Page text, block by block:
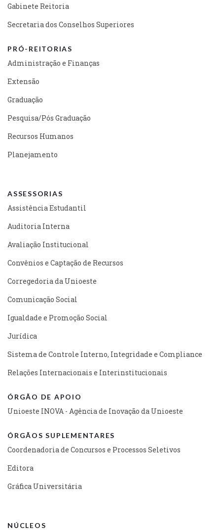
Gabinete Reitoria
Secretaria dos Conselhos Superiores
PRÓ-REITORIAS
Administração e Finanças
Extensão
Graduação
Pesquisa/Pós Graduação
Recursos Humanos
Planejamento
ASSESSORIAS
Assistência Estudantil
Auditoria Interna
Avaliação Institucional
Convênios e Captação de Recursos
Corregedoria da Unioeste
Comunicação Social
Igualdade e Promoção Social
Jurídica
Sistema de Controle Interno, Integridade e Compliance
Relações Internacionais e Interinstitucionais
ÓRGÃO DE APOIO
Unioeste INOVA - Agência de Inovação da Unioeste
ÓRGÃOS SUPLEMENTARES
Coordenadoria de Concursos e Processos Seletivos
Editora
Gráfica Universitária
NÚCLEOS